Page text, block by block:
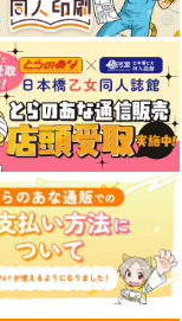
そこそこ明るい家族計
画
ムッ天下！
550円（税込）
イデア×アズール